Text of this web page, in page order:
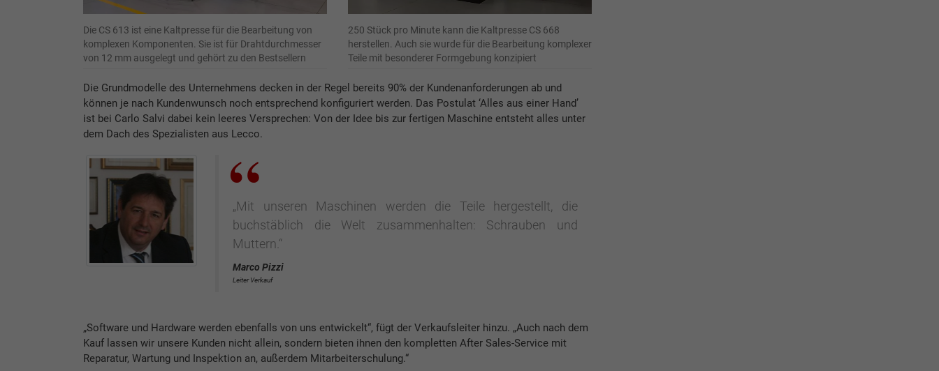
Die CS 613 ist eine Kaltpresse für die Bearbeitung von
komplexen Komponenten. Sie ist für Drahtdurchmesser
von 12 mm ausgelegt und gehört zu den Bestsellern
250 Stück pro Minute kann die Kaltpresse CS 668
herstellen. Auch sie wurde für die Bearbeitung komplexer
Teile mit besonderer Formgebung konzipiert
Die Grundmodelle des Unternehmens decken in der Regel bereits 90% der Kundenanforderungen ab und
können je nach Kundenwunsch noch entsprechend konfiguriert werden. Das Postulat ‘Alles aus einer Hand’
ist bei Carlo Salvi dabei kein leeres Versprechen: Von der Idee bis zur fertigen Maschine entsteht alles unter
dem Dach des Spezialisten aus Lecco.
„Mit unseren Maschinen werden die Teile hergestellt, die
buchstäblich die Welt zusammenhalten: Schrauben und
Muttern.“
Marco Pizzi
Leiter Verkauf
„Software und Hardware werden ebenfalls von uns entwickelt“, fügt der Verkaufsleiter hinzu. „Auch nach dem
Kauf lassen wir unsere Kunden nicht allein, sondern bieten ihnen den kompletten After Sales-Service mit
Reparatur, Wartung und Inspektion an, außerdem Mitarbeiterschulung.“